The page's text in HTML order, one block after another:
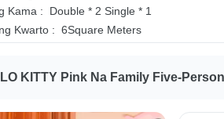
Kama :
Double * 2 Single * 1
Kwarto : 6Square Meters
KITTY Pink Na Family Five-